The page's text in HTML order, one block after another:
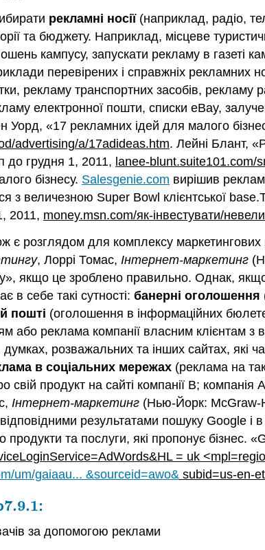
рекламні носії(наприклад, радіо,
та бюджету. Наприклад, місцеве
кампусу, запускати рекламу в газеті
перевірених і справжніх рекламних
рекламу транспортних засобів,
електронної пошти, списки eBay,
Уорд, «17 рекламних ідей для малого
advertising/a/17adideas.htm. Лейні Блант,
до грудня 1, 2011, lanee-blunt.suite101.com/
бізнесу. Salesgenie.com вирішив
з величезною Super Bowl клієнтської
2011, money.msn.com/як-інвестувати/
є розглядом для комплексу
, Лоррі Томас, Інтернет-маркетинг
якщо це зроблено правильно. Однак,
в себе такі сутності: банерні оголошення
пошті (оголошення в інформаційних
або реклама компанії власним клієнтам з
розважальних та інших сайтах, які
в соціальних мережах (реклама на
продукт на сайті компанії B; компанія
Інтернет-маркетинг (Нью-Йорк: McGraw-
результатами пошуку Google
продукти та послуги, які пропонує
= uk
um/gaiaau... &sourceid=awo& subid=us-en-
7.9.1
7.9.1:
за допомогою реклами